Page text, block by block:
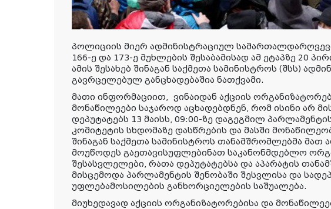
პოლიციის მიერ ადმინისტრაციულ
166-ე და 173-ე მუხლების შესაბამისად ამ ეტაპზე 20
ამის შესახებ შინაგან საქმეთა სამინისტროს (შსს)
გავრცელებულ განცხადებაშია ნათქვამი.
მათი ინფორმაციით, ვინაიდან აქციის
მონაწილეები საჯაროდ აცხადებდნენ, რომ ისინი არ
დეპუტატებს 13 მაისს, 09:00-ზე დაგეგმილ
კომიტეტის სხდომაზე დასწრების და მასში
შინაგან საქმეთა სამინისტროს თანამშრომლებმა მათ
მოუწოდეს გაეთავისუფლებინათ საკანონმდებლო
შესასვლელები, რათა დეპუტატებსა და აპარატის
მისცემოდა პარლამენტის შენობაში შესვლისა და
უფლებამოსილების განხორციელების საშუალება.
მიუხედავად აქციის ორგანიზატორებისა და